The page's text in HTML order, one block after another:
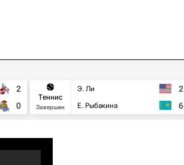
2
0
Теннис
Завершен
Э. Ли
Е. Рыбакина
2
6